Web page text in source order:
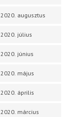
2020. augusztus
2020. július
2020. június
2020. május
2020. április
2020. március